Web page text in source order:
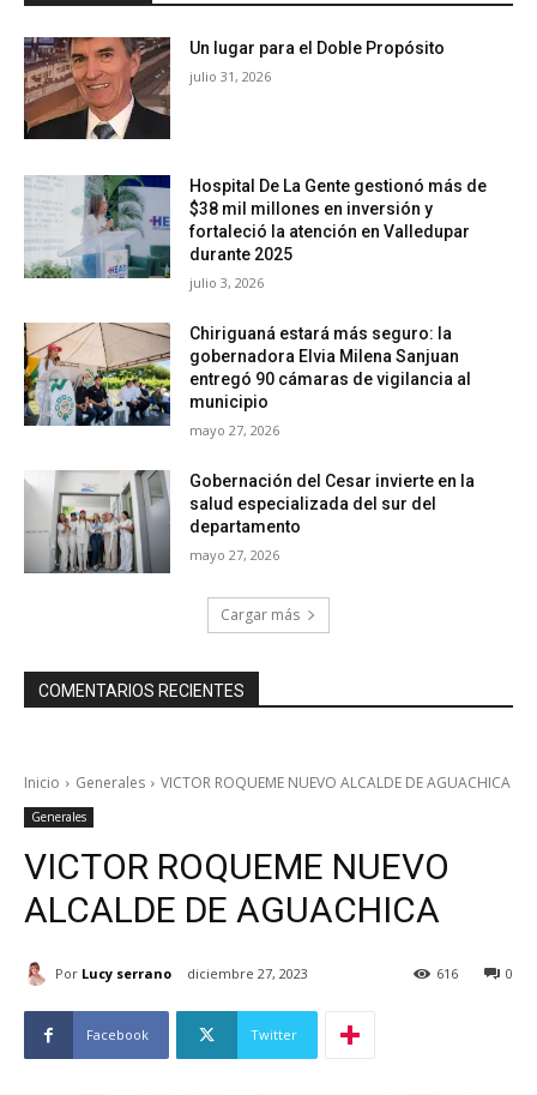
Un lugar para el Doble Propósito
julio 31, 2026
Hospital De La Gente gestionó más de
$38 mil millones en inversión y
fortaleció la atención en Valledupar
durante 2025
julio 3, 2026
Chiriguaná estará más seguro: la
gobernadora Elvia Milena Sanjuan
entregó 90 cámaras de vigilancia al
municipio
mayo 27, 2026
Gobernación del Cesar invierte en la
salud especializada del sur del
departamento
mayo 27, 2026
Cargar más
COMENTARIOS RECIENTES